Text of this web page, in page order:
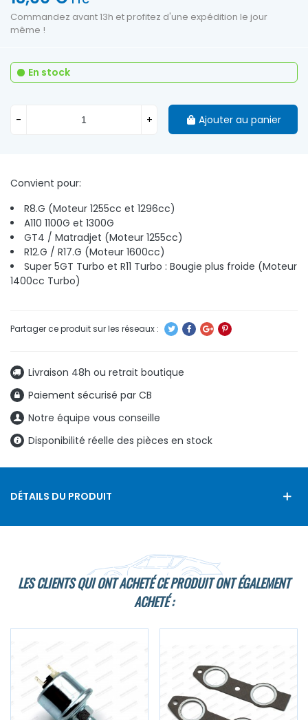
Convient pour:
R8.G (Moteur 1255cc et 1296cc)
A110 1100G et 1300G
GT4 / Matradjet (Moteur 1255cc)
R12.G / R17.G (Moteur 1600cc)
Super 5GT Turbo et R11 Turbo : Bougie plus froide (Moteur
1400cc Turbo)
Livraison 48h ou retrait boutique
Paiement sécurisé par CB
Notre équipe vous conseille
Disponibilité réelle des pièces en stock
Commandez avant 13h et profitez d'une expédition le jour
même !
En stock
- + Ajouter au panier
DÉTAILS DU PRODUIT
LES CLIENTS QUI ONT ACHETÉ CE PRODUIT ONT ÉGALEMENT
ACHETÉ :